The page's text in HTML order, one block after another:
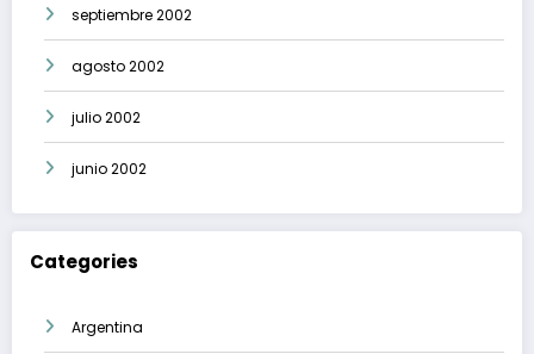
septiembre 2002
agosto 2002
julio 2002
junio 2002
Categories
Argentina